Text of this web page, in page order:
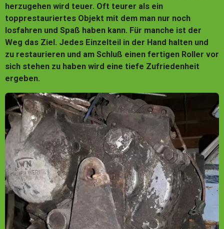
herzugehen wird teuer. Oft teurer als ein
topprestauriertes Objekt mit dem man nur noch
losfahren und Spaß haben kann. Für manche ist der
Weg das Ziel. Jedes Einzelteil in der Hand halten und
zu restaurieren und am Schluß einen fertigen Roller vor
sich stehen zu haben wird eine tiefe Zufriedenheit
ergeben.